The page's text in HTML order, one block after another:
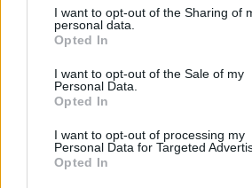
not limited to your visit or usage
grant or deny consent to Google and its
use your data for below specified
consent section.
I want to opt-out of the Sharing of
personal data.
Opted In
I want to opt-out of the Sale of my
Personal Data.
Opted In
I want to opt-out of processing my
Personal Data for Targeted
Opted In
haragját váltották ki,
megsértésének tekintik
az ottani török kutatások
nemzetközi jogot. A török
jelenlétet a térségben, míg
közvetíteni próbál a görög-